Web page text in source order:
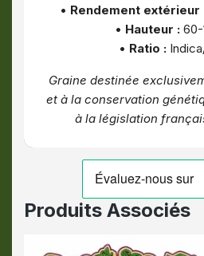
• Rendement extérieur
• Hauteur : 60-
• Ratio :
Graine destinée
et à la conservation
à la législation
Produits Associés